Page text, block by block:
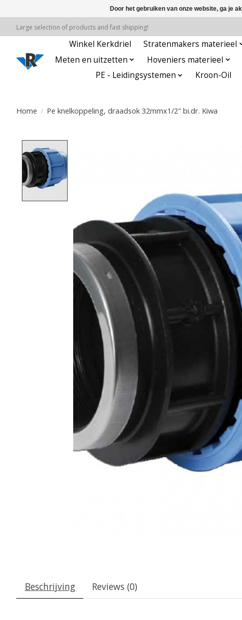
Large selection of products and fast shipping!
Winkel Kerkdriel Stratenmakers materieel
Meten en uitzetten
Hoveniers materieel
PE - Leidingsystemen
Kroon-Oil
Home / Pe knelkoppeling, draadsok 32mmx1/2" bi.dr. Kiwa
Beschrijving Reviews (0)
Door het gebruiken van onze website, ga je